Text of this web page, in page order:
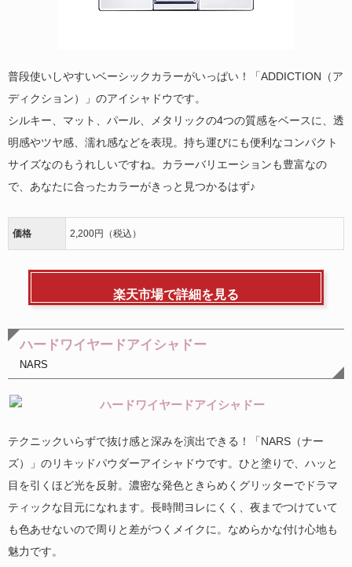
普段使いしやすいベーシックカラーがいっぱい！「ADDICTION（ア
ディクション）」のアイシャドウです。
シルキー、マット、パール、メタリックの4つの質感をベースに、透
明感やツヤ感、濡れ感などを表現。持ち運びにも便利なコンパクト
サイズなのもうれしいですね。カラーバリエーションも豊富なの
で、あなたに合ったカラーがきっと見つかるはず♪
価格 2,200円（税込）
楽天市場で詳細を見る
ハードワイヤードアイシャドー
NARS
テクニックいらずで抜け感と深みを演出できる！「NARS（ナー
ズ）」のリキッドパウダーアイシャドウです。ひと塗りで、ハッと
目を引くほど光を反射。濃密な発色ときらめくグリッターでドラマ
ティックな目元になれます。長時間ヨレにくく、夜までつけていて
も色あせないので周りと差がつくメイクに。なめらかな付け心地も
魅力です。